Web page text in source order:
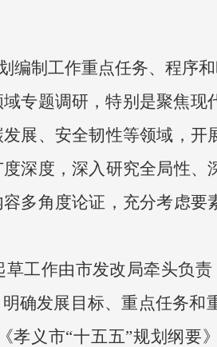
编制工作重点任务、程序和
专题调研，特别是聚焦现
展、安全韧性等领域，开
深度，深入研究全局性、
多角度论证，充分考虑要
草工作由市发改局牵头负
确发展目标、重点任务和
义市“十五五”规划纲要